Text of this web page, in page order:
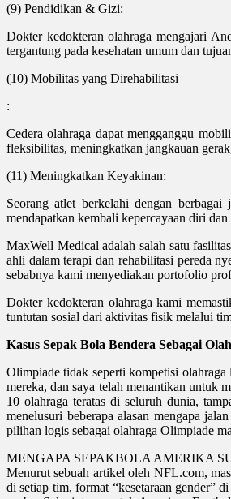
(9) Pendidikan & Gizi:
Dokter kedokteran olahraga mengajari
tergantung pada kesehatan umum dan
(10) Mobilitas yang Direhabilitasi
:
Cedera olahraga dapat mengganggu
fleksibilitas, meningkatkan jangkauan
(11) Meningkatkan Keyakinan:
Seorang atlet berkelahi dengan
mendapatkan kembali kepercayaan diri
MaxWell Medical adalah salah satu
ahli dalam terapi dan rehabilitasi pereda
sebabnya kami menyediakan portofolio
Dokter kedokteran olahraga kami
tuntutan sosial dari aktivitas fisik melalui
Kasus Sepak Bola Bendera Sebagai
Olimpiade tidak seperti kompetisi
mereka, dan saya telah menantikan untuk
10 olahraga teratas di seluruh dunia,
menelusuri beberapa alasan mengapa
pilihan logis sebagai olahraga Olimpiade
MENGAPA SEPAKBOLA AMERIKA
Menurut sebuah artikel oleh NFL.com,
di setiap tim, format “kesetaraan gender”